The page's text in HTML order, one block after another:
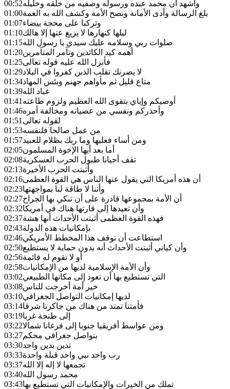
00:52وأشهد أن محمد عبده ورسوله وصفيه من خلقه وخليله
01:00بلغ الرسالة وأدى الأمانة ونصح الأمة وكشف الله به الغمة
01:07وتركنا على محجة بيضاء
01:10ليلها كنهارها لا يزيغ عنها إلا هالك
01:15صلوات ربي وسلامه عليك سيدي يا رسول الله
01:20أهمه كيد الكائدين وتآمر المتآمرين
01:25فأنزل الله عليه قوله تعالى
01:29لا يضرنك تقلب الذين كفروا في البلاد
01:34متاع قليل ثم مأواهم جهنم وبئس المهاد
01:39عباد الله
01:41أوصيكم وإياي بتقوى الله العظيم ولزوم طاعته
01:46وأحذركم ونفسي من عصيانه ومخالفة أمره
01:51لقوله تعالى
01:53من عمل صالحا فلنفسه
01:57ومن أساء فعليها وما ربك بظلام للعبيد
02:05أما بعد أيها الإخوة المسلمون
02:08تقف أحيانا طبول الحرب العسكرية
02:13وأثبتت الحرب الأخيرة
02:16أن هذه أمريكا التي يقول عنها الناس هي القوة العظمى
02:23وأننا لا طاقة لنا بمواجهتها
02:27أن الأمة بمجموعها قادرة على أن تنكي بها الجراح
02:32وأن تعيدها إلى قارتها هناك في أمريكا
02:37فهذه القوة العظمى أثبتت الأحداث أنها هشة
02:43بإمكانيات هذه الدولة
02:46استطاعت أن توقف هذا المخطط الأمريكي
02:50وأن كياني أثبتت الأحداث أنه بدون حماية لا يستطيع
02:56أو لا تقوم له قائمة
02:58وأن الأمة الإسلامية لديها من الإمكانيات
03:02التي تستطيع بها أن تعود إلى مكانها الطبيعي
03:08خير أمة أخرجت للناس
03:10لديها إمكانيات التواصل الجغرافي
03:14فأمتنا تمتد من هناك من جاكرتا شرقا
03:19إلى طنجة غربا
03:22ومن عواسط أفريقيا جنوبا إلى فرغانا شمالا
03:27بتواصل جغرافي محكم
03:30تدين بدين واحد
03:33رب واحد نبي واحد قبلة واحدة
03:37تجمعها لا إله إلا الله
03:40محمد رسول الله
03:43تملك من الخيرات والإمكانيات التي تستطيع بها